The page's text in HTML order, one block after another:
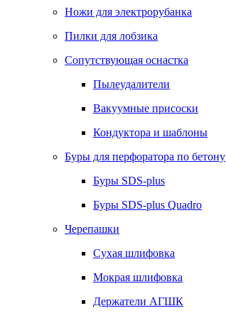
Ножи для электрорубанка
Пилки для лобзика
Сопутствующая оснастка
Пылеудалители
Вакуумные присоски
Кондуктора и шаблоны
Буры для перфоратора по бетону
Буры SDS-plus
Буры SDS-plus Quadro
Черепашки
Сухая шлифовка
Мокрая шлифовка
Держатели АГШК